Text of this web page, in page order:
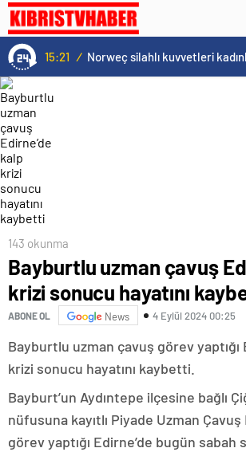
15:21 /
143 okunma
Bayburtlu uzman çavuş
krizi sonucu hayatını
ABONE OL News 4 Eylül 2024 00:25
Bayburtlu uzman çavuş görev yaptığı
krizi sonucu hayatını kaybetti.
Bayburt’un Aydıntepe ilçesine bağlı
nüfusuna kayıtlı Piyade Uzman
görev yaptığı Edirne’de bugün sabah